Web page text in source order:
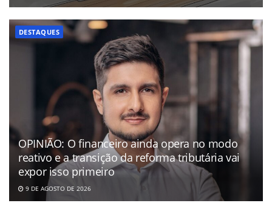
DESTAQUES
OPINIÃO: O financeiro ainda opera no modo
reativo e a transição da reforma tributária vai
expor isso primeiro
9 DE AGOSTO DE 2026